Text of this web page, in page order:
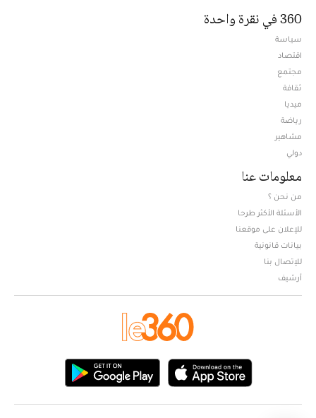
360 في نقرة واحدة
سياسة
اقتصاد
مجتمع
ثقافة
ميديا
رياضة
مشاهير
دولي
معلومات عنا
من نحن ؟
الأسئلة الأكثر طرحا
للإعلان على موقعنا
بيانات قانونية
للإتصال بنا
أرشيف